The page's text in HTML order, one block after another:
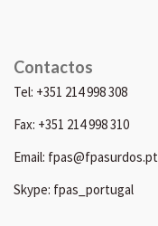
Contactos
Tel: +351 214 998 308
Fax: +351 214 998 310
Email: fpas@fpasurdos.pt
Skype: fpas_portugal